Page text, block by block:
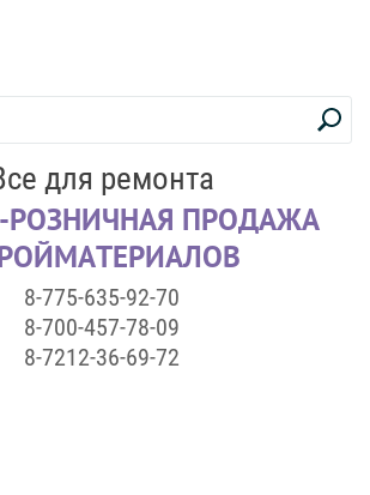
для ремонта
ПРОДАЖА
8-775-635-92-70
8-700-457-78-09
8-7212-36-69-72